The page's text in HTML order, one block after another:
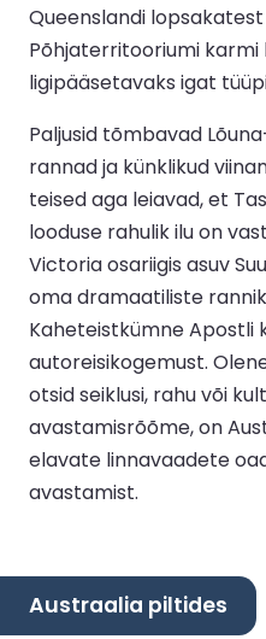
Queenslandi
Põhjaterritooriumi karmi
ligipääsetavaks igat
Paljusid tõmbavad
rannad ja künklikud
teised aga leiavad, et
looduse rahulik ilu on
Victoria osariigis asuv
oma dramaatiliste
Kaheteistkümne Apostli
autoreisikogemust.
otsid seiklusi, rahu või
avastamisrõõme, on
elavate linnavaadete
avastamist.
Austraalia piltides